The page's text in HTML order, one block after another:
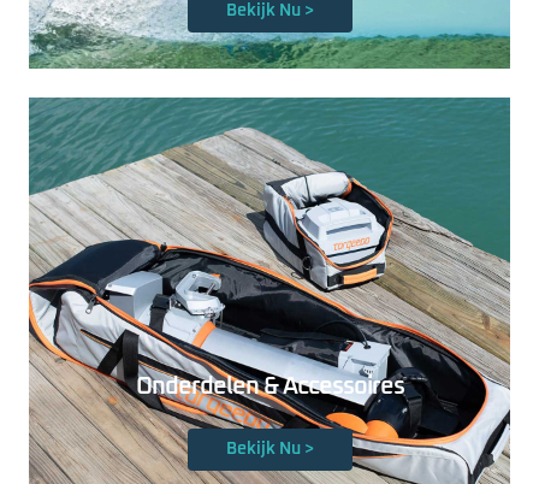
Bekijk Nu >
Onderdelen & Accessoires
Bekijk Nu >